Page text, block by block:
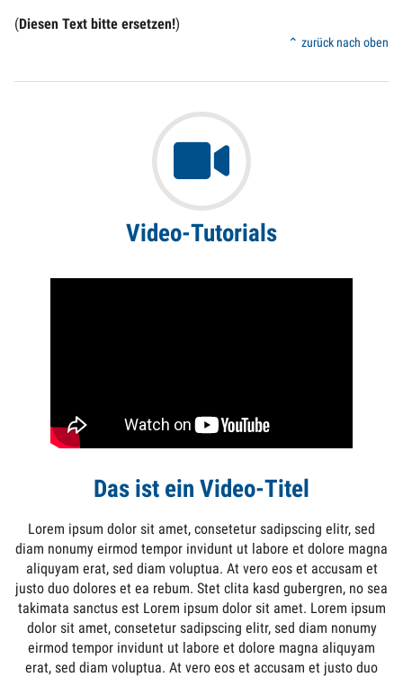
(Diesen Text bitte ersetzen!)
⌃ zurück nach oben
Video-Tutorials
Das ist ein Video-Titel
Lorem ipsum dolor sit amet, consetetur sadipscing elitr, sed
diam nonumy eirmod tempor invidunt ut labore et dolore magna
aliquyam erat, sed diam voluptua. At vero eos et accusam et
justo duo dolores et ea rebum. Stet clita kasd gubergren, no sea
takimata sanctus est Lorem ipsum dolor sit amet. Lorem ipsum
dolor sit amet, consetetur sadipscing elitr, sed diam nonumy
eirmod tempor invidunt ut labore et dolore magna aliquyam
erat, sed diam voluptua. At vero eos et accusam et justo duo